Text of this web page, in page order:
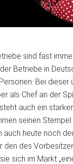
sind fast
Betriebe in
Bei
als Chef an der
auch ein
seinen
auch heute noch
den des
sich im Markt